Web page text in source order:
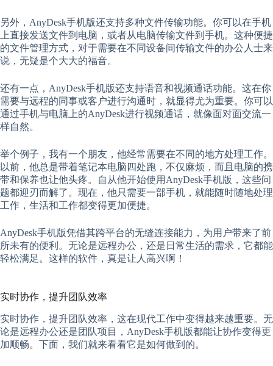
另外，AnyDesk手机版还支持多种文件传输功能。你可以在手机
上直接发送文件到电脑，或者从电脑传输文件到手机。这种便捷
的文件管理方式，对于需要在不同设备间传输文件的办公人士来
说，无疑是个大大的福音。
还有一点，AnyDesk手机版还支持语音和视频通话功能。这在你
需要与远程的同事或客户进行沟通时，就显得尤为重要。你可以
通过手机与电脑上的AnyDesk进行视频通话，就像面对面交流一
样自然。
举个例子，我有一个朋友，他经常需要在不同的地方处理工作。
以前，他总是带着笔记本电脑四处跑，不仅麻烦，而且电脑的携
带和保养也让他头疼。自从他开始使用AnyDesk手机版，这些问
题都迎刃而解了。现在，他只需要一部手机，就能随时随地处理
工作，生活和工作都变得更加便捷。
AnyDesk手机版凭借其跨平台的无缝连接能力，为用户带来了前
所未有的便利。无论是远程办公，还是日常生活的需求，它都能
轻松满足。这样的软件，真是让人高兴啊！
实时协作，提升团队效率
实时协作，提升团队效率，这在现代工作中变得越来越重要。无
论是远程办公还是团队项目，AnyDesk手机版都能让协作变得更
加顺畅。下面，我们就来看看它是如何做到的。